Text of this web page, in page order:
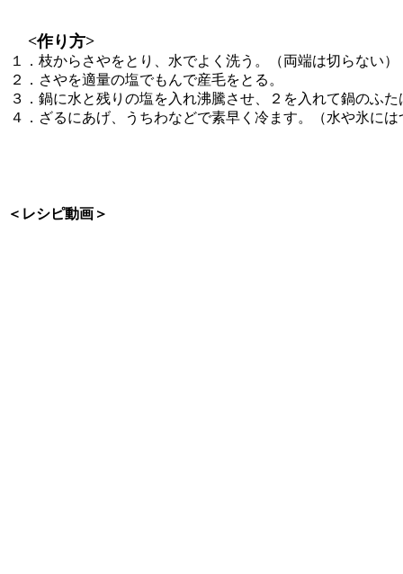
<作り方>
１．枝からさやをとり、水でよく洗う。（両端は切らない）
２．さやを適量の塩でもんで産毛をとる。
３．鍋に水と残りの塩を入れ沸騰させ、２を入れて鍋のふ
４．ざるにあげ、うちわなどで素早く冷ます。（水や氷には
＜レシピ動画＞